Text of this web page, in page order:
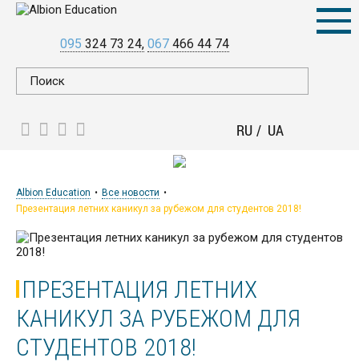
095 324 73 24 067 466 44 74
RU UA
Albion Education
Все новости
Презентация летних каникул за рубежом для студентов 2018!
ПРЕЗЕНТАЦИЯ ЛЕТНИХ
КАНИКУЛ ЗА РУБЕЖОМ ДЛЯ
СТУДЕНТОВ 2018!